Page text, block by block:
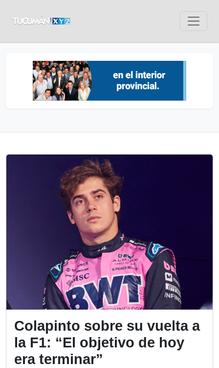
Colapinto sobre su vuelta a
la F1: “El objetivo de hoy
era terminar”